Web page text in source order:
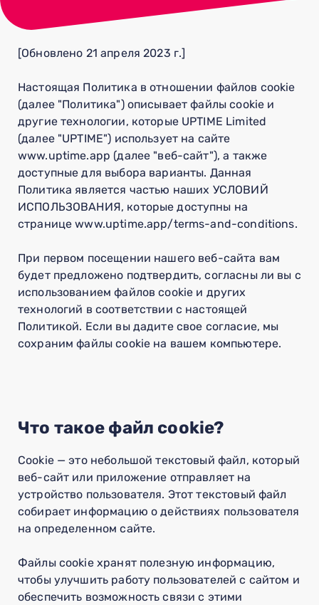
[Обновлено 21 апреля 2023 г.]
Настоящая Политика в отношении файлов cookie
(далее "Политика") описывает файлы cookie и
другие технологии, которые UPTIME Limited
(далее "UPTIME") использует на сайте
www.uptime.app (далее "веб-сайт"), а также
доступные для выбора варианты. Данная
Политика является частью наших УСЛОВИЙ
ИСПОЛЬЗОВАНИЯ, которые доступны на
странице www.uptime.app/terms-and-conditions.
При первом посещении нашего веб-сайта вам
будет предложено подтвердить, согласны ли вы с
использованием файлов cookie и других
технологий в соответствии с настоящей
Политикой. Если вы дадите свое согласие, мы
сохраним файлы cookie на вашем компьютере.
Что такое файл cookie?
Cookie — это небольшой текстовый файл, который
веб-сайт или приложение отправляет на
устройство пользователя. Этот текстовый файл
собирает информацию о действиях пользователя
на определенном сайте.
Файлы cookie хранят полезную информацию,
чтобы улучшить работу пользователей с сайтом и
обеспечить возможность связи с этими